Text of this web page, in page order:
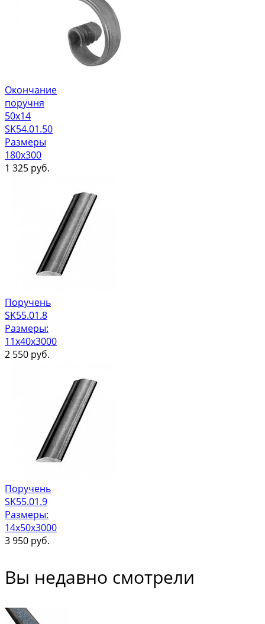
Окончание
поручня
50х14
SK54.01.50
Размеры
180x300
1 325 руб.
Поручень
SK55.01.8
Размеры:
11x40x3000
2 550 руб.
Поручень
SK55.01.9
Размеры:
14x50x3000
3 950 руб.
Вы недавно смотрели